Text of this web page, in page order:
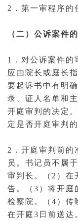
2．第一审程序的
（二）公诉案件
1．对公诉案件的
应由院长或庭长
要起诉书中有明
录、证人名单和
开庭审判的决定
定是否开庭审 判
2．开庭审判前的
员。书记员不属
审判长 。（2）在
告 。（3）将开庭
检察院。（4）传
在开庭3日前送达